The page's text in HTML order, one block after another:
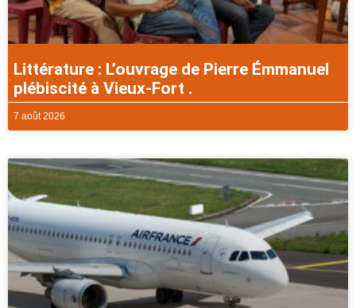
Littérature : L’ouvrage de Pierre Émmanuel
plébiscité à Vieux-Fort .
7 août 2026